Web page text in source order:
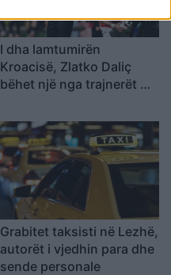
I dha lamtumirën
Kroacisë, Zlatko Daliç
bëhet një nga trajnerët më
Grabitet taksisti në Lezhë,
autorët i vjedhin para dhe
sende personale